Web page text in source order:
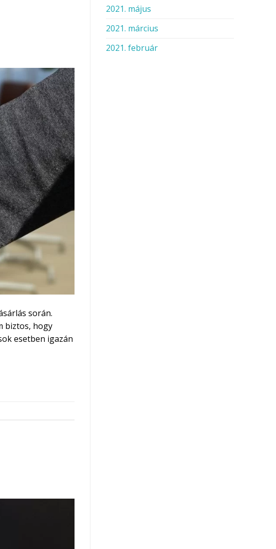
során.
biztos, hogy
esetben igazán
2021. május
2021. március
2021. február